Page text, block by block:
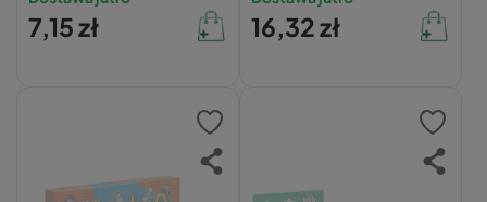
0555
7,15 zł
Czytania
16,32 zł